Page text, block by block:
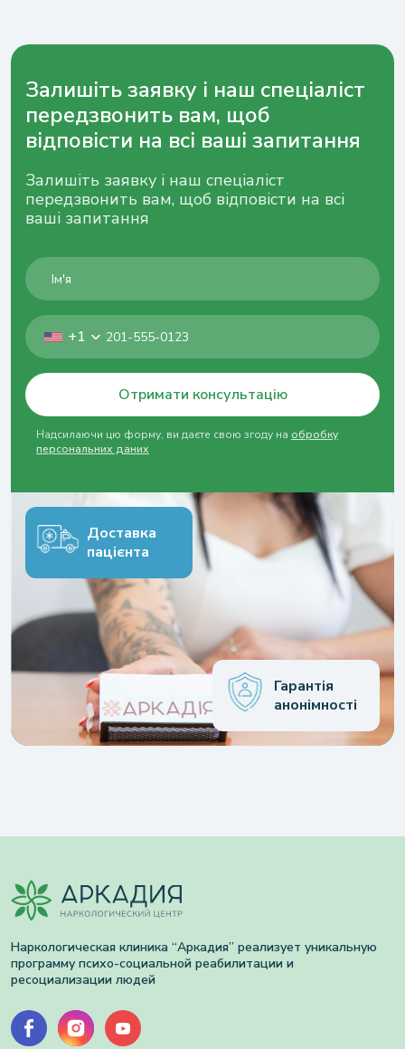
Залишіть заявку і наш спеціаліст
передзвонить вам, щоб
відповісти на всі ваші запитання
Залишіть заявку і наш спеціаліст
передзвонить вам, щоб відповісти на всі
ваші запитання
+1
Отримати консультацію
Надсилаючи цю форму, ви даєте свою згоду на обробку
персональних даних
Доставка
пацієнта
Гарантія
анонімності
Наркологическая клиника “Аркадия” реализует уникальную
программу психо-социальной реабилитации и
ресоциализации людей